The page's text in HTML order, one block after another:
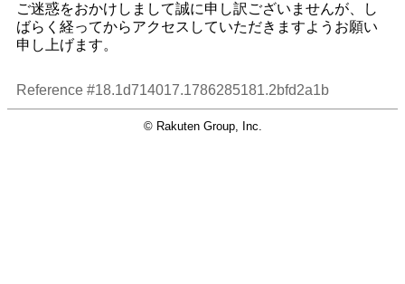
ご迷惑をおかけしまして誠に申し訳ございませんが、し
ばらく経ってからアクセスしていただきますようお願い
申し上げます。
Reference #18.1d714017.1786285181.2bfd2a1b
© Rakuten Group, Inc.